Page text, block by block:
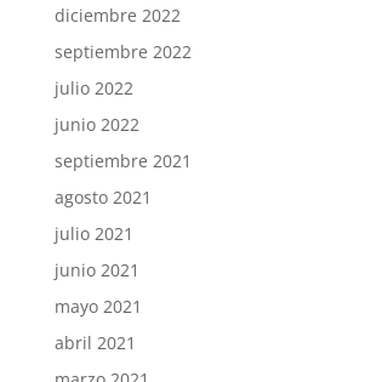
diciembre 2022
septiembre 2022
julio 2022
junio 2022
septiembre 2021
agosto 2021
julio 2021
junio 2021
mayo 2021
abril 2021